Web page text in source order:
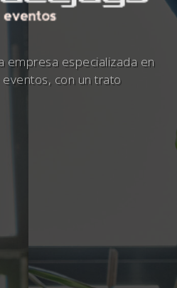
empresa especializada en
con un trato